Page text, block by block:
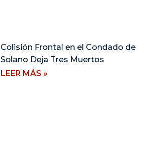
Colisión Frontal en el Condado de
Solano Deja Tres Muertos
LEER MÁS »